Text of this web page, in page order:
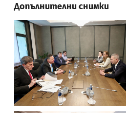
Допълнителни снимки